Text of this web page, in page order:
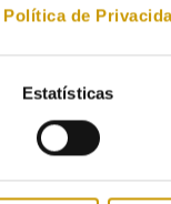
Política de
Estatísticas